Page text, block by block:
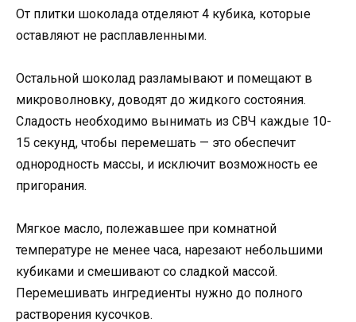
От плитки шоколада отделяют 4 кубика, которые
оставляют не расплавленными.
Остальной шоколад разламывают и помещают в
микроволновку, доводят до жидкого состояния.
Сладость необходимо вынимать из СВЧ каждые 10-
15 секунд, чтобы перемешать — это обеспечит
однородность массы, и исключит возможность ее
пригорания.
Мягкое масло, полежавшее при комнатной
температуре не менее часа, нарезают небольшими
кубиками и смешивают со сладкой массой.
Перемешивать ингредиенты нужно до полного
растворения кусочков.